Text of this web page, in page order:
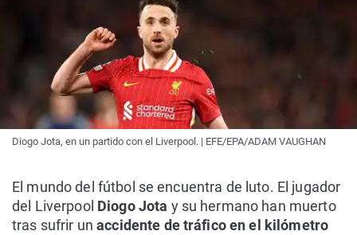
Diogo Jota, en un partido con el Liverpool. | EFE/EPA/ADAM VAUGHAN
El mundo del fútbol se encuentra de luto. El jugador
del Liverpool Diogo Jota y su hermano han muerto
tras sufrir unaccidente de tráfico en el kilómetro